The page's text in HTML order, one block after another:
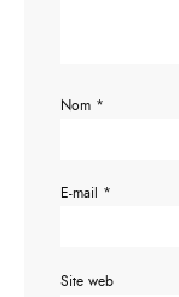
Nom *
E-mail *
Site web